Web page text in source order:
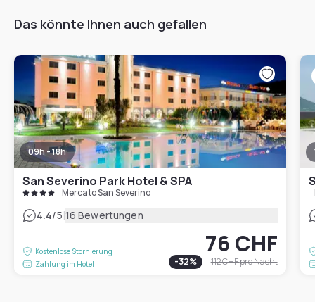
Das könnte Ihnen auch gefallen
09h - 18h
San Severino Park Hotel & SPA
Mercato San Severino
4.4/5|16 Bewertungen
Kostenlose Stornierung
Zahlung im Hotel
76 CHF
-32% 112 CHFpro Nacht